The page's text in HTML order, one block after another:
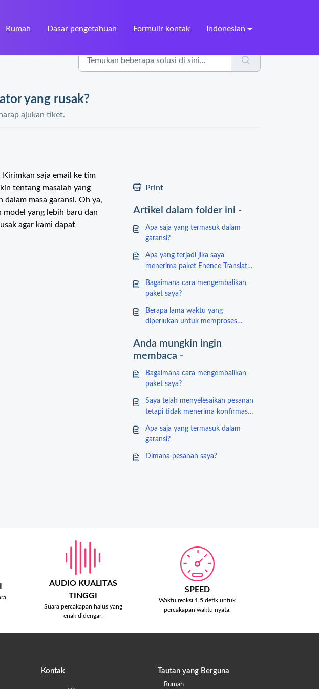
Rumah Dasar pengetahuan Formulir kontak Indonesian
yang rusak?
ajukan tiket.
Kirimkan saja email ke tim
tentang masalah yang
dalam masa garansi. Oh ya,
yang lebih baru dan
agar kami dapat
Print
Artikel dalam folder ini -
Apa saja yang termasuk dalam
garansi?
Apa yang terjadi jika saya
menerima paket Enence Translator
Bagaimana cara mengembalikan
paket saya?
Berapa lama waktu yang
diperlukan untuk memproses
Anda mungkin ingin
membaca -
Bagaimana cara mengembalikan
paket saya?
Saya telah menyelesaikan pesanan
tetapi tidak menerima konfirmasi
Apa saja yang termasuk dalam
garansi?
Dimana pesanan saya?
AUDIO KUALITAS
TINGGI
Suara percakapan halus yang
enak didengar.
SPEED
Waktu reaksi 1,5 detik untuk
percakapan waktu nyata.
Kontak Tautan yang Berguna
Rumah